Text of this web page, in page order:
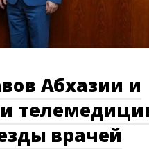
Абхазии и
врачей